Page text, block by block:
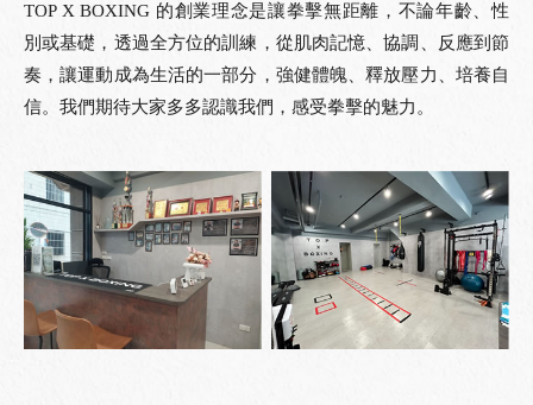
TOP X BOXING 的創業理念是讓拳擊無距離，不論年齡、性
別或基礎，透過全方位的訓練，從肌肉記憶、協調、反應到節
奏，讓運動成為生活的一部分，強健體魄、釋放壓力、培養自
信。我們期待大家多多認識我們，感受拳擊的魅力。